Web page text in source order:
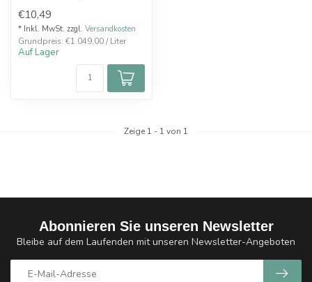
€10,49
* Inkl. MwSt. zzgl. Versandkosten
Grundpreis: €1.049,00 / Liter
Auf Lager
Zeige 1 - 1 von 1
Abonnieren Sie unseren Newsletter
Bleibe auf dem Laufenden mit unseren Newsletter-Angeboten